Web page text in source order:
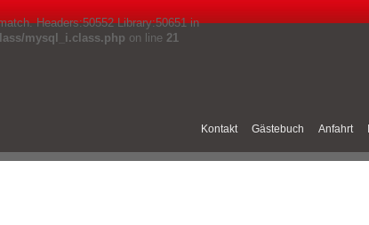
Headers:50552 Library:50651 in
mysql_i.class.php on line 21
Kontakt Gästebuch Anfahrt